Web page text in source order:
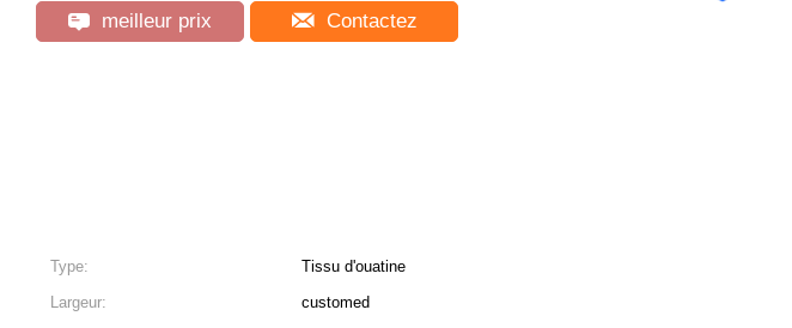
meilleur prix Contactez
Type:
Tissu d'ouatine
Largeur:
customed